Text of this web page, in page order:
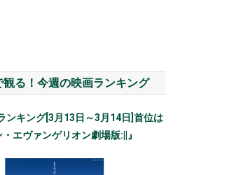
観る！今週の映画ランキング
ンキング[3月13日～3月14日]首位は
・エヴァンゲリオン劇場版:||』